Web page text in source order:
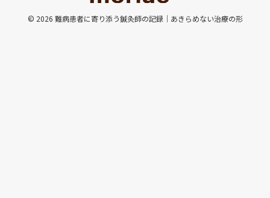
© 2026 難病患者に寄り添う鍼灸師の記録｜あきらめない治療の形